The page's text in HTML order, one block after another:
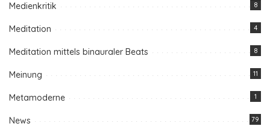
Medienkritik 8
Meditation 4
Meditation mittels binauraler Beats 8
Meinung 11
Metamoderne 1
News 79